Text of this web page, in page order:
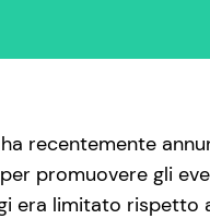
recentemente
promuovere gli
era limitato rispetto